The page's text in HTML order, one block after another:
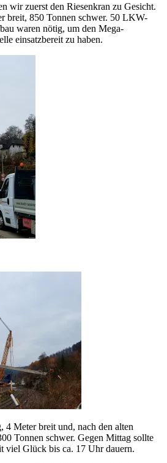
wir zuerst den Riesenkran zu Gesicht.
breit, 850 Tonnen schwer. 50 LKW-
waren nötig, um den Mega-
einsatzbereit zu haben.
Meter breit und, nach den alten
Tonnen schwer. Gegen Mittag sollte
viel Glück bis ca. 17 Uhr dauern.